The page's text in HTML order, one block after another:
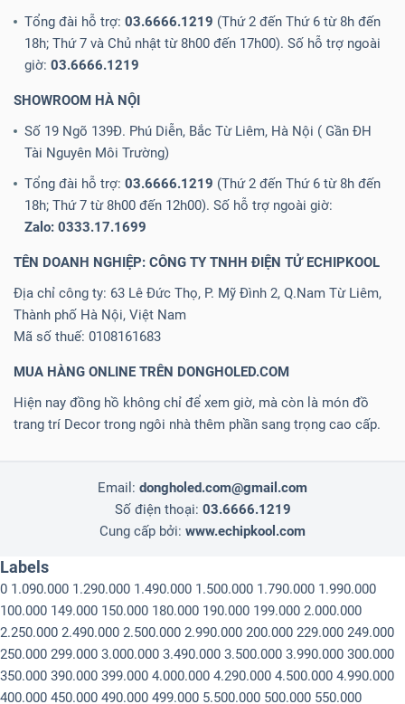
Tổng đài hỗ trợ: 03.6666.1219 (Thứ 2 đến Thứ 6 từ 8h đến
18h; Thứ 7 và Chủ nhật từ 8h00 đến 17h00). Số hỗ trợ ngoài
giờ: 03.6666.1219
SHOWROOM HÀ NỘI
Số 19 Ngõ 139Đ. Phú Diễn, Bắc Từ Liêm, Hà Nội ( Gần ĐH
Tài Nguyên Môi Trường)
Tổng đài hỗ trợ: 03.6666.1219 (Thứ 2 đến Thứ 6 từ 8h đến
18h; Thứ 7 từ 8h00 đến 12h00). Số hỗ trợ ngoài giờ:
Zalo: 0333.17.1699
TÊN DOANH NGHIỆP: CÔNG TY TNHH ĐIỆN TỬ ECHIPKOOL
Địa chỉ công ty: 63 Lê Đức Thọ, P. Mỹ Đình 2, Q.Nam Từ Liêm,
Thành phố Hà Nội, Việt Nam
Mã số thuế: 0108161683
MUA HÀNG ONLINE TRÊN DONGHOLED.COM
Hiện nay đồng hồ không chỉ để xem giờ, mà còn là món đồ
trang trí Decor trong ngôi nhà thêm phần sang trọng cao cấp.
Email: dongholed.com@gmail.com
Số điện thoại: 03.6666.1219
Cung cấp bởi: www.echipkool.com
Labels
0 1.090.000 1.290.000 1.490.000 1.500.000 1.790.000 1.990.000
100.000 149.000 150.000 180.000 190.000 199.000 2.000.000
2.250.000 2.490.000 2.500.000 2.990.000 200.000 229.000 249.000
250.000 299.000 3.000.000 3.490.000 3.500.000 3.990.000 300.000
350.000 390.000 399.000 4.000.000 4.290.000 4.500.000 4.990.000
400.000 450.000 490.000 499.000 5.500.000 500.000 550.000